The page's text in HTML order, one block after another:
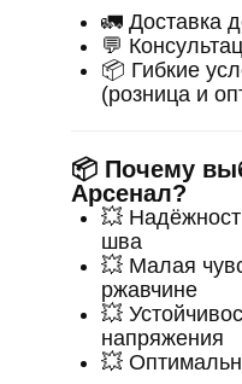
🚛 Доставка
💬
📦 Гибкие
(розница и
📦 Почему
Арсенал?
💥
шва
💥 Малая
ржавчине
💥
напряжения
💥